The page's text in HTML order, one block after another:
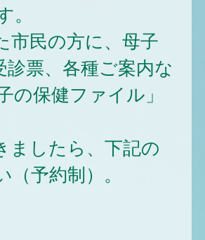
市民の方に、母子
票、各種ご案内な
の保健ファイル」
ましたら、下記の
予約制）。